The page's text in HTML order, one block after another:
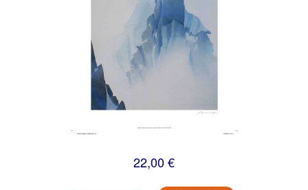
22,00 €